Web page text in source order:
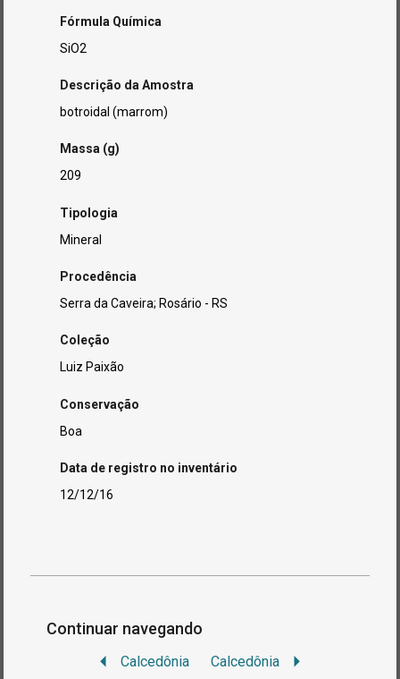
Fórmula Química
SiO2
Descrição da Amostra
botroidal (marrom)
Massa (g)
209
Tipologia
Mineral
Procedência
Serra da Caveira; Rosário - RS
Coleção
Luiz Paixão
Conservação
Boa
Data de registro no inventário
12/12/16
Continuar navegando
Calcedônia Calcedônia